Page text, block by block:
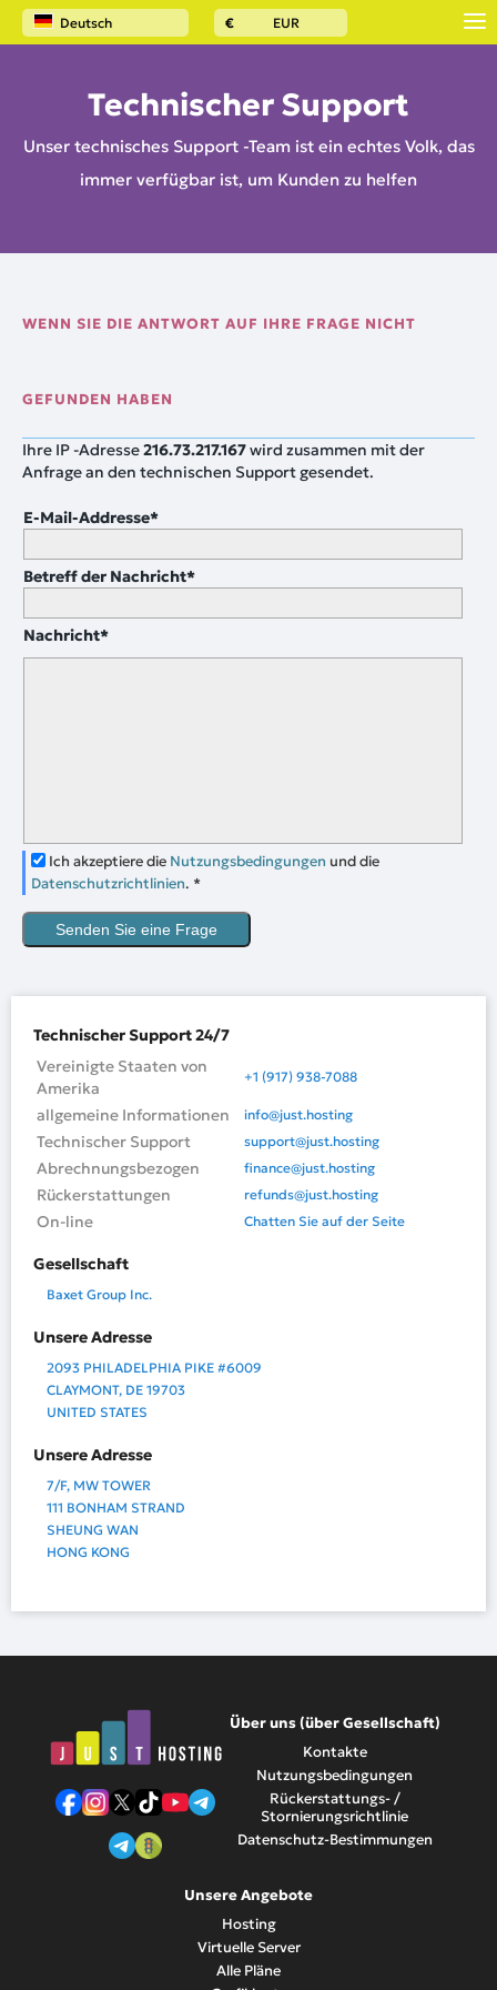
Deutsch € EUR
Technischer Support
Unser technisches Support -Team ist ein echtes Volk, das
immer verfügbar ist, um Kunden zu helfen
WENN SIE DIE ANTWORT AUF IHRE FRAGE NICHT
GEFUNDEN HABEN
Ihre IP -Adresse216.73.217.167wird zusammen mit der
Anfrage an den technischen Support gesendet.
E-Mail-Addresse*
Betreff der Nachricht*
Nachricht*
Ich akzeptiere die Nutzungsbedingungen und die
Datenschutzrichtlinien. *
Senden Sie eine Frage
Technischer Support 24/7
Vereinigte Staaten von
Amerika
+1 (917) 938-7088
allgemeine Informationen info@just.hosting
Technischer Support support@just.hosting
Abrechnungsbezogen finance@just.hosting
Rückerstattungen refunds@just.hosting
On-line Chatten Sie auf der Seite
Gesellschaft
Baxet Group Inc.
Unsere Adresse
2093 PHILADELPHIA PIKE #6009
CLAYMONT, DE 19703
UNITED STATES
Unsere Adresse
7/F, MW TOWER
111 BONHAM STRAND
SHEUNG WAN
HONG KONG
Über uns (über Gesellschaft)
Kontakte
Nutzungsbedingungen
Rückerstattungs- /
Stornierungsrichtlinie
Datenschutz-Bestimmungen
Unsere Angebote
Hosting
Virtuelle Server
Alle Pläne